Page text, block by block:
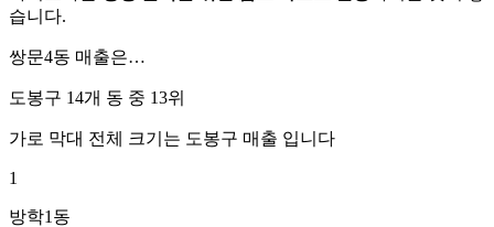
습니다.
쌍문4동 매출은…
도봉구 14개 동 중 13위
가로 막대 전체 크기는 도봉구 매출 입니다
1
방학1동